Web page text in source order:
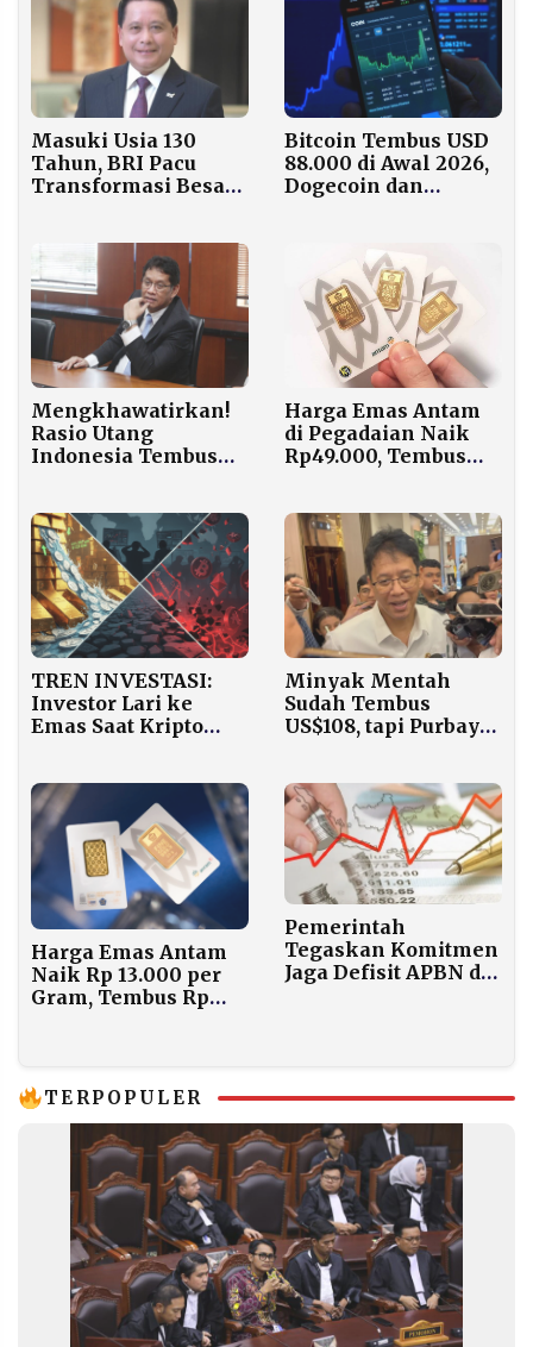
Masuki Usia 130
Tahun, BRI Pacu
Transformasi Besar
Bitcoin Tembus USD
88.000 di Awal 2026,
Dogecoin dan
Mengkhawatirkan!
Rasio Utang
Indonesia Tembus
Harga Emas Antam
di Pegadaian Naik
Rp49.000, Tembus
TREN INVESTASI:
Investor Lari ke
Emas Saat Kripto
Minyak Mentah
Sudah Tembus
US$108, tapi Purbaya
Harga Emas Antam
Naik Rp 13.000 per
Gram, Tembus Rp
Pemerintah
Tegaskan Komitmen
Jaga Defisit APBN di
TERPOPULER